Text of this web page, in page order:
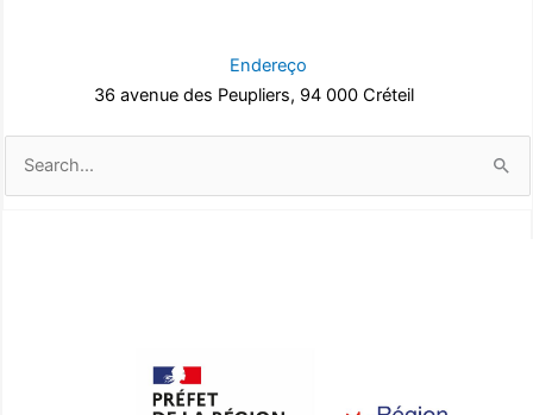
Endereço
36 avenue des Peupliers, 94 000 Créteil
por: